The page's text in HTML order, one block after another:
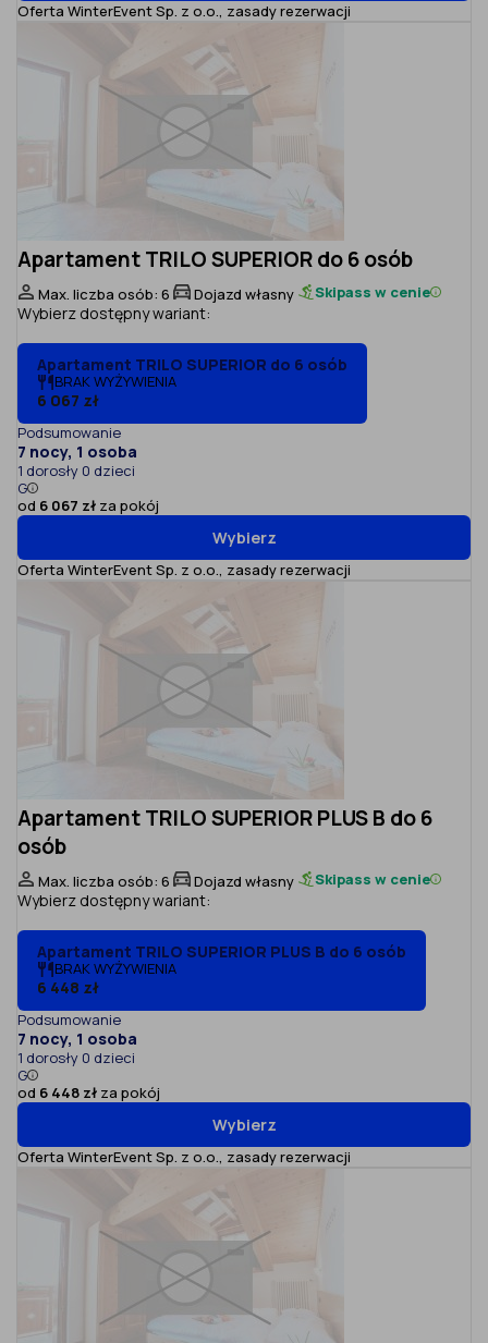
Oferta WinterEvent Sp. z o.o., zasady rezerwacji
Apartament TRILO SUPERIOR do 6 osób
Max. liczba osób: 6 Dojazd własny Skipass w cenie
Wybierz dostępny wariant:
Apartament TRILO SUPERIOR do 6 osób
BRAK WYŻYWIENIA
6 067 zł
Podsumowanie
7 nocy, 1 osoba
1 dorosły 0 dzieci
G
od 6 067 zł za pokój
Wybierz
Oferta WinterEvent Sp. z o.o., zasady rezerwacji
Apartament TRILO SUPERIOR PLUS B do 6
osób
Max. liczba osób: 6 Dojazd własny Skipass w cenie
Wybierz dostępny wariant:
Apartament TRILO SUPERIOR PLUS B do 6 osób
BRAK WYŻYWIENIA
6 448 zł
Podsumowanie
7 nocy, 1 osoba
1 dorosły 0 dzieci
G
od 6 448 zł za pokój
Wybierz
Oferta WinterEvent Sp. z o.o., zasady rezerwacji